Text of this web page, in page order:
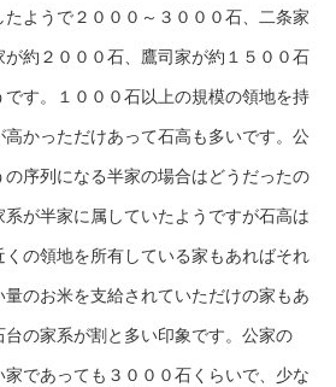
ようで２０００～３０００石、二条家
約２０００石、鷹司家が約１５００石
です。１０００石以上の規模の領地を持
高かっただけあって石高も多いです。公
序列になる半家の場合はどうだったの
が半家に属していたようですが石高は
の領地を所有している家もあればそれ
のお米を支給されていただけの家もあ
台の家系が割と多い印象です。公家の
であっても３０００石くらいで、少な